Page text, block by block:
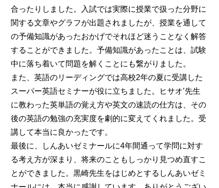
合ったりしました。入試では実際に授業で扱った分野に
関する文章やグラフが出題されましたが、授業を通して
の予備知識があったおかげでそれほど迷うことなく解答
することができました。予備知識があったことは、試験
中に落ち着いて問題を解くことにも繋がりました。
また、英語のリーディングでは高校2年の夏に受講した
スーパー英語セミナーが役に立ちました。ヒサオ’先生
に教わった英単語の覚え方や英文の速読の仕方は、その
後の英語の勉強の充実度を劇的に変えてくれました。受
講して本当に良かったです。
最後に、しんあいゼミナールに4年間通って学問に対す
る考え方が深まり、将来のこともしっかり見つめ直すこ
とができました。黒崎先生をはじめとするしんあいゼミ